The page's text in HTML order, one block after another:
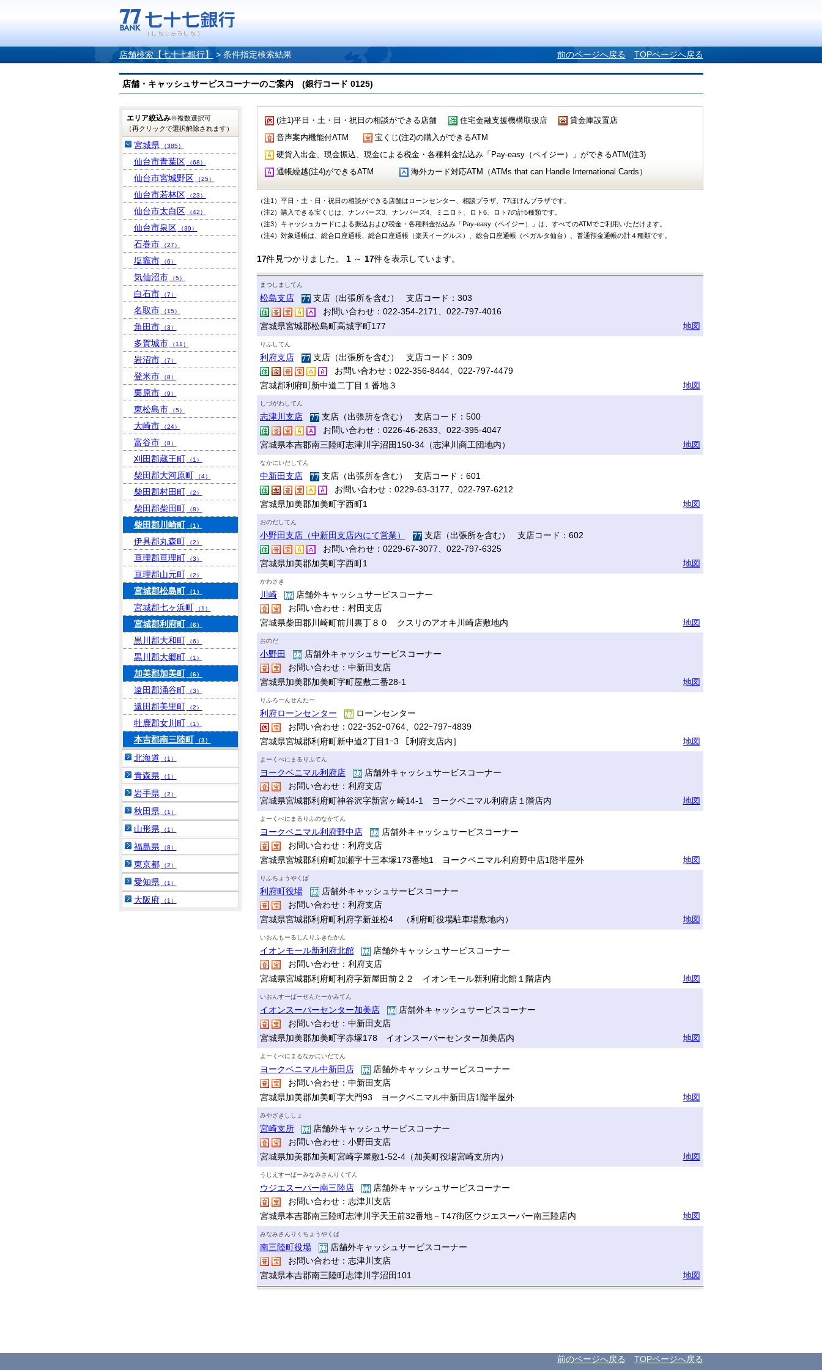
店舗検索【七十七銀行】 > 条件指定検索結果 前のページへ戻る TOPページへ戻る
店舗・キャッシュサービスコーナーのご案内 (銀行コード 0125)
(注1)平日・土・日・祝日の相談ができる店舗 住宅金融支援機構取扱店
貸金庫設置店
音声案内機能付ATM
宝くじ(注2)の購入ができるATM
硬貨入出金、現金振込、現金による税金・各種料金払込み「Pay-easy（ペイジー）」ができるATM(注3)
通帳繰越(注4)ができるATM
海外カード対応ATM（ATMs that can Handle International Cards）
（注1）平日・土・日・祝日の相談ができる店舗はローンセンター、相談プラザ、77ほけんプラザです。
（注2）購入できる宝くじは、ナンバーズ3、ナンバーズ4、ミニロト、ロト6、ロト7の計5種類です。
（注3）キャッシュカードによる振込および税金・各種料金払込み「Pay-easy（ペイジー）」は、すべてのATMでご利用いただけます。
（注4）対象通帳は、総合口座通帳、総合口座通帳（楽天イーグルス）、総合口座通帳（ベガルタ仙台）、普通預金通帳の計４種類です。
17件見つかりました。 1～ 17件を表示しています。
まつしましてん
松島支店
支店（出張所を含む） 支店コード：303
お問い合わせ：022-354-2171、022-797-4016
宮城県宮城郡松島町高城字町177
地図
りふしてん
利府支店
支店（出張所を含む） 支店コード：309
お問い合わせ：022-356-8444、022-797-4479
宮城郡利府町新中道二丁目１番地３
地図
しづがわしてん
志津川支店
支店（出張所を含む） 支店コード：500
お問い合わせ：0226-46-2633、022-395-4047
宮城県本吉郡南三陸町志津川字沼田150-34（志津川商工団地内）
地図
なかにいだしてん
中新田支店
支店（出張所を含む） 支店コード：601
お問い合わせ：0229-63-3177、022-797-6212
宮城県加美郡加美町字西町1
地図
おのだしてん
小野田支店（中新田支店内にて営業）
支店（出張所を含む） 支店コード：602
お問い合わせ：0229-67-3077、022-797-6325
宮城県加美郡加美町字西町1
地図
かわさき
川崎
店舗外キャッシュサービスコーナー
お問い合わせ：村田支店
宮城県柴田郡川崎町前川裏丁８０ クスリのアオキ川崎店敷地内
地図
おのだ
小野田
店舗外キャッシュサービスコーナー
お問い合わせ：中新田支店
宮城県加美郡加美町字町屋敷二番28-1
地図
りふろーんせんたー
利府ローンセンター
ローンセンター
お問い合わせ：022ｰ352ｰ0764、022ｰ797ｰ4839
宮城県宮城郡利府町新中道2丁目1ｰ3 ［利府支店内］
地図
よーくべにまるりふてん
ヨークベニマル利府店
店舗外キャッシュサービスコーナー
お問い合わせ：利府支店
宮城県宮城郡利府町神谷沢字新宮ヶ崎14-1 ヨークベニマル利府店１階店内
地図
よーくべにまるりふのなかてん
ヨークベニマル利府野中店
店舗外キャッシュサービスコーナー
お問い合わせ：利府支店
宮城県宮城郡利府町加瀬字十三本塚173番地1 ヨークベニマル利府野中店1階半屋外
地図
りふちょうやくば
利府町役場
店舗外キャッシュサービスコーナー
お問い合わせ：利府支店
宮城県宮城郡利府町利府字新並松4 （利府町役場駐車場敷地内）
地図
いおんもーるしんりふきたかん
イオンモール新利府北館
店舗外キャッシュサービスコーナー
お問い合わせ：利府支店
宮城県宮城郡利府町利府字新屋田前２２ イオンモール新利府北館１階店内
地図
いおんすーぱーせんたーかみてん
イオンスーパーセンター加美店
店舗外キャッシュサービスコーナー
お問い合わせ：中新田支店
宮城県加美郡加美町字赤塚178 イオンスーパーセンター加美店内
地図
よーくべにまるなかにいだてん
ヨークベニマル中新田店
店舗外キャッシュサービスコーナー
お問い合わせ：中新田支店
宮城県加美郡加美町字大門93 ヨークベニマル中新田店1階半屋外
地図
みやざきししょ
宮崎支所
店舗外キャッシュサービスコーナー
お問い合わせ：小野田支店
宮城県加美郡加美町宮崎字屋敷1-52-4（加美町役場宮崎支所内）
地図
うじえすーぱーみなみさんりくてん
ウジエスーパー南三陸店
店舗外キャッシュサービスコーナー
お問い合わせ：志津川支店
宮城県本吉郡南三陸町志津川字天王前32番地－T47街区ウジエスーパー南三陸店内
地図
みなみさんりくちょうやくば
南三陸町役場
店舗外キャッシュサービスコーナー
お問い合わせ：志津川支店
宮城県本吉郡南三陸町志津川字沼田101
地図
エリア絞込み※複数選択可
（再クリックで選択解除されます）
宮城県 （385）
仙台市青葉区 （68）
仙台市宮城野区 （25）
仙台市若林区 （23）
仙台市太白区 （42）
仙台市泉区 （39）
石巻市 （27）
塩竈市 （6）
気仙沼市 （5）
白石市 （7）
名取市 （15）
角田市 （3）
多賀城市 （11）
岩沼市 （7）
登米市 （8）
栗原市 （9）
東松島市 （5）
大崎市 （24）
富谷市 （8）
刈田郡蔵王町 （1）
柴田郡大河原町 （4）
柴田郡村田町 （2）
柴田郡柴田町 （8）
柴田郡川崎町 （1）
伊具郡丸森町 （2）
亘理郡亘理町 （3）
亘理郡山元町 （2）
宮城郡松島町 （1）
宮城郡七ヶ浜町 （1）
宮城郡利府町 （6）
黒川郡大和町 （6）
黒川郡大郷町 （1）
加美郡加美町 （6）
遠田郡涌谷町 （3）
遠田郡美里町 （2）
牡鹿郡女川町 （1）
本吉郡南三陸町 （3）
北海道 （1）
青森県 （1）
岩手県 （2）
秋田県 （1）
山形県 （1）
福島県 （8）
東京都 （2）
愛知県 （1）
大阪府 （1）
前のページへ戻る TOPページへ戻る